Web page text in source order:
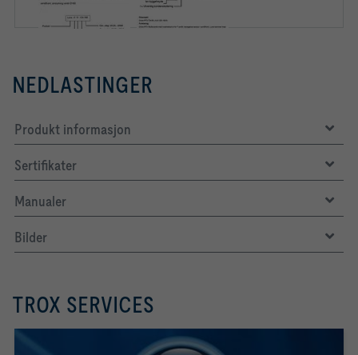
NEDLASTINGER
Produkt informasjon
Sertifikater
Manualer
Bilder
TROX SERVICES